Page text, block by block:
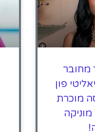
מחובר
פון
מוכרת